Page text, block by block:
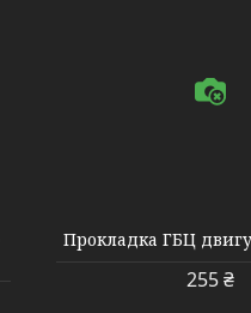
Прокладка ГБЦ
255 ₴